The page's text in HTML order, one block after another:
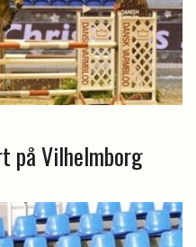
på Vilhelmborg